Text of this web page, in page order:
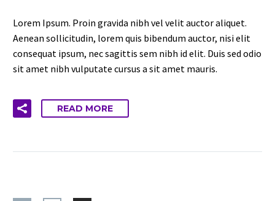
Lorem Ipsum. Proin gravida nibh vel velit auctor aliquet.
Aenean sollicitudin, lorem quis bibendum auctor, nisi elit
consequat ipsum, nec sagittis sem nibh id elit. Duis sed odio
sit amet nibh vulputate cursus a sit amet mauris.
READ MORE